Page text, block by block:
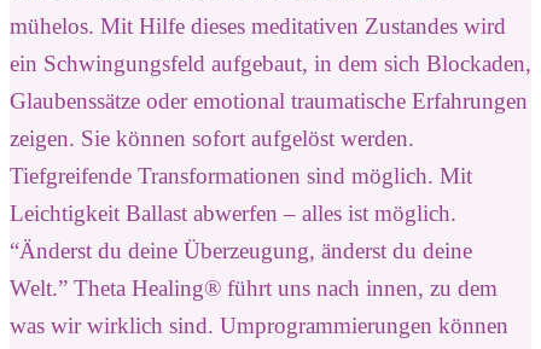
mühelos. Mit Hilfe dieses meditativen Zustandes wird
ein Schwingungsfeld aufgebaut, in dem sich Blockaden,
Glaubenssätze oder emotional traumatische Erfahrungen
zeigen. Sie können sofort aufgelöst werden.
Tiefgreifende Transformationen sind möglich. Mit
Leichtigkeit Ballast abwerfen – alles ist möglich.
“Änderst du deine Überzeugung, änderst du deine
Welt.” Theta Healing® führt uns nach innen, zu dem
was wir wirklich sind. Umprogrammierungen können